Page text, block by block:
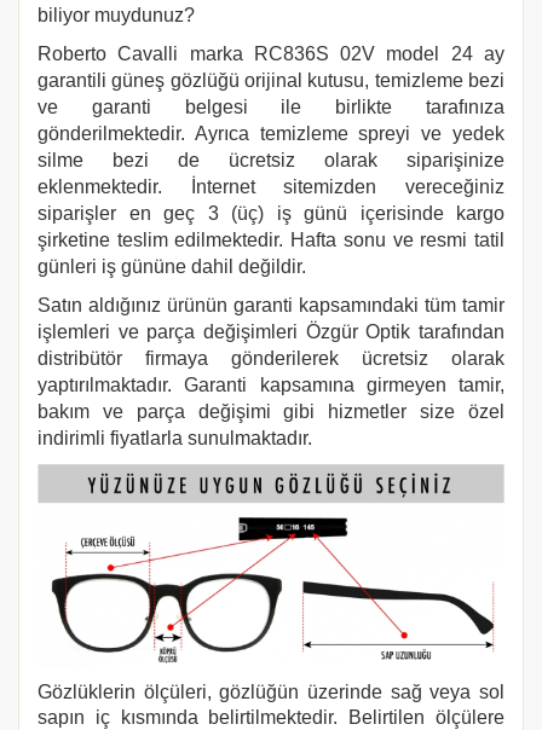
biliyor muydunuz?
Roberto Cavalli marka
RC836S 02V model 24 ay
garantili güneş gözlüğü orijinal kutusu, temizleme bezi
ve garanti belgesi ile birlikte tarafınıza
gönderilmektedir. Ayrıca temizleme spreyi ve yedek
silme bezi de ücretsiz olarak siparişinize
eklenmektedir. İnternet sitemizden vereceğiniz
siparişler en geç 3 (üç) iş günü içerisinde kargo
şirketine teslim edilmektedir. Hafta sonu ve resmi tatil
günleri iş gününe dahil değildir.
Satın aldığınız ürünün garanti kapsamındaki tüm tamir
işlemleri ve parça değişimleri Özgür Optik tarafından
distribütör firmaya gönderilerek ücretsiz olarak
yaptırılmaktadır. Garanti kapsamına girmeyen tamir,
bakım ve parça değişimi gibi hizmetler size özel
indirimli fiyatlarla sunulmaktadır.
Gözlüklerin ölçüleri, gözlüğün üzerinde sağ veya sol
sapın iç kısmında belirtilmektedir. Belirtilen ölçülere